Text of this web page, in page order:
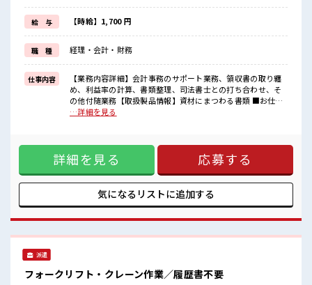
明るすぎたり奇抜でなければ基本的に自由！
(規定有)≪未経験の方も大カンゲイ≫
新しいことにチャレンジするのは不安だけど、
しっかり働く環境が整っています！
イチからスキルUP・ステップUP目指していきましょう！
■職場の雰囲気
“コジンマリ”が好きな方にもお勧め！！
少人数の職場です♪
明るすぎたり奇抜過ぎなければヘアカラーOK！
給 与 【時給】1,700 円
職 種 経理・会計・財務
仕事内容
【業務内容詳細】会計事務のサポート業務、領収書の取り纏
め、利益率の計算、書類整理、司法書士との打ち合わせ、そ
の他付随業務【取扱製品情報】資材にまつわる書類 ■お仕事
PR ≪残業基本なし≫ 自分の時間をしっかり確保できる、 残業
ベート満喫！ ≪ヘアカラーOKで自由な雰囲気の職場≫ 明る
すぎたり奇抜でなければ基本的に自由！ (規定有)≪未経験の
方も大カンゲイ≫ 新しいことにチャレンジするのは不安だけ
ど、 しっかり働く環境が整っています！ イチからスキルUP・
ステップUP目指していきましょう！ ■職場の雰囲気 “コジン
マリ”が好きな方にもお勧め！！ 少人数の職場です♪ 明るす
は休憩室で♪ 高収入もバッチリ目指せますよ！
…詳細を見る
詳細を見る 応募する
気になるリストに追加する
派遣
フォークリフト・クレーン作業／履歴書不要